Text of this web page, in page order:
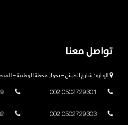
تواصل معنا
الإدارة : شارع الجيش – بجوار محطة الوطنية –